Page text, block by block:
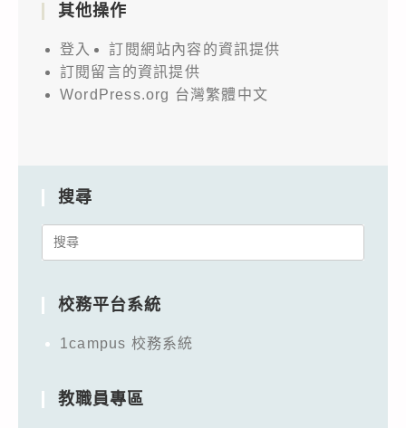
其他操作
登入
訂閱網站內容的資訊提供
訂閱留言的資訊提供
WordPress.org 台灣繁體中文
搜尋
Search
校務平台系統
1campus 校務系統
教職員專區